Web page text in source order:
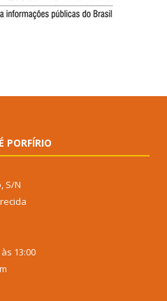
PORFÍRIO
S/N
13:00